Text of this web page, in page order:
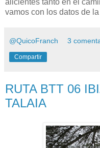
alicientes tanto en el
vamos con los datos de
@QuicoFranch 3
Compartir
RUTA BTT 06
TALAIA